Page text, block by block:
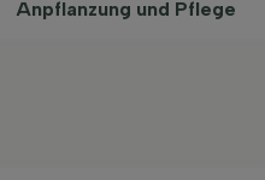
Anpflanzung und Pflege